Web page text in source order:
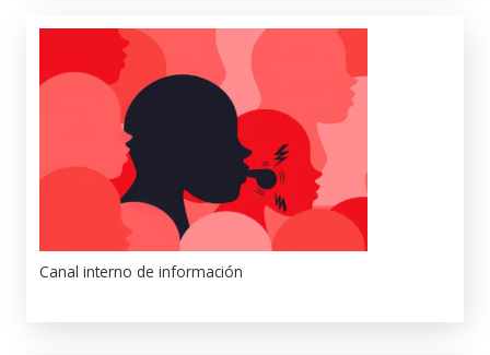
Canal interno de información